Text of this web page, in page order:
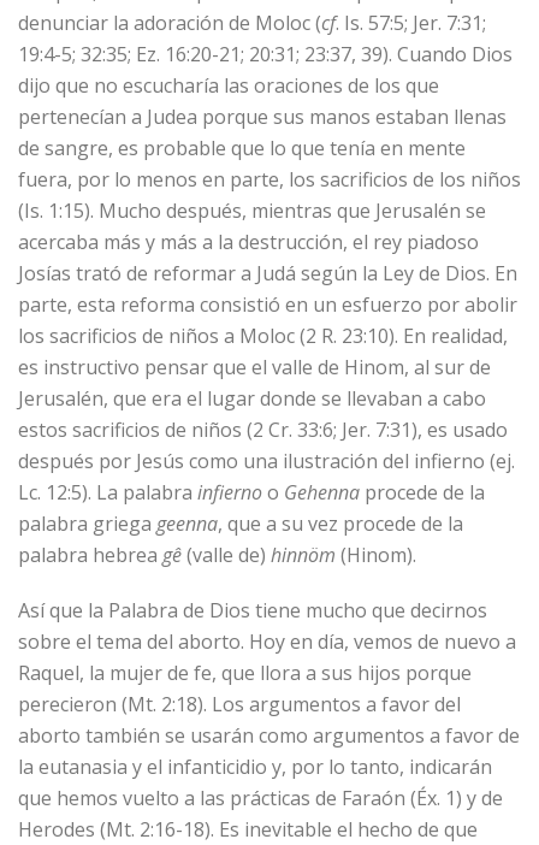
denunciar la adoración de Moloc (cf. Is. 57:5; Jer. 7:31;
19:4-5; 32:35; Ez. 16:20-21; 20:31; 23:37, 39). Cuando Dios
dijo que no escucharía las oraciones de los que
pertenecían a Judea porque sus manos estaban llenas
de sangre, es probable que lo que tenía en mente
fuera, por lo menos en parte, los sacrificios de los niños
(Is. 1:15). Mucho después, mientras que Jerusalén se
acercaba más y más a la destrucción, el rey piadoso
Josías trató de reformar a Judá según la Ley de Dios. En
parte, esta reforma consistió en un esfuerzo por abolir
los sacrificios de niños a Moloc (2 R. 23:10). En realidad,
es instructivo pensar que el valle de Hinom, al sur de
Jerusalén, que era el lugar donde se llevaban a cabo
estos sacrificios de niños (2 Cr. 33:6; Jer. 7:31), es usado
después por Jesús como una ilustración del infierno (ej.
Lc. 12:5). La palabra infiernoo Gehenna procede de la
palabra griega geenna, que a su vez procede de la
palabra hebrea gê(valle de) hinnöm (Hinom).
Así que la Palabra de Dios tiene mucho que decirnos
sobre el tema del aborto. Hoy en día, vemos de nuevo a
Raquel, la mujer de fe, que llora a sus hijos porque
perecieron (Mt. 2:18). Los argumentos a favor del
aborto también se usarán como argumentos a favor de
la eutanasia y el infanticidio y, por lo tanto, indicarán
que hemos vuelto a las prácticas de Faraón (Éx. 1) y de
Herodes (Mt. 2:16-18). Es inevitable el hecho de que